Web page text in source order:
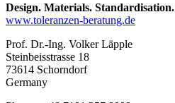
Design. Materials. Standardisation.
www.toleranzen-beratung.de
Prof. Dr.-Ing. Volker Läpple
Steinbeisstrasse 18
73614 Schorndorf
Germany